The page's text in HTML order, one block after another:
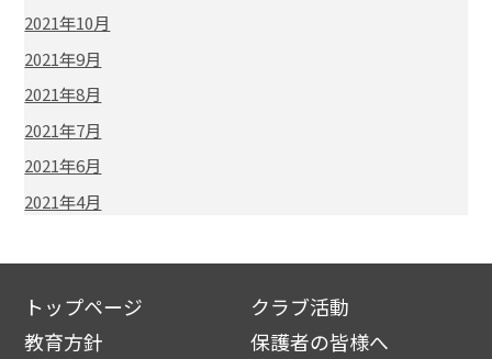
2021年10月
2021年9月
2021年8月
2021年7月
2021年6月
2021年4月
トップページ
教育方針
クラブ活動
保護者の皆様へ